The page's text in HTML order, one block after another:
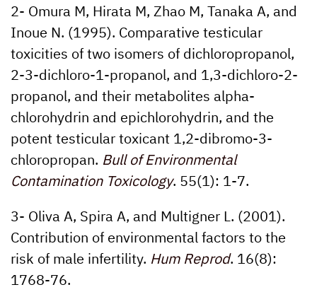
2- Omura M, Hirata M, Zhao M, Tanaka A, and
Inoue N. (1995). Comparative testicular
toxicities of two isomers of dichloropropanol,
2-3-dichloro-1-propanol, and 1,3-dichloro-2-
propanol, and their metabolites alpha-
chlorohydrin and epichlorohydrin, and the
potent testicular toxicant 1,2-dibromo-3-
chloropropan. Bull of Environmental
Contamination Toxicology. 55(1): 1-7.
3- Oliva A, Spira A, and Multigner L. (2001).
Contribution of environmental factors to the
risk of male infertility. Hum Reprod. 16(8):
1768-76.